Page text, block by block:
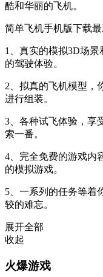
酷和华丽的飞机。
简单飞机手机版下载最
1、真实的模拟3D场
的驾驶体验。
2、拟真的飞机模型，
进行组装。
3、各种试飞体验，享
索一番。
4、完全免费的游戏内
的模拟游戏。
5、一系列的任务等着
较的难忘。
展开全部
收起
火爆游戏